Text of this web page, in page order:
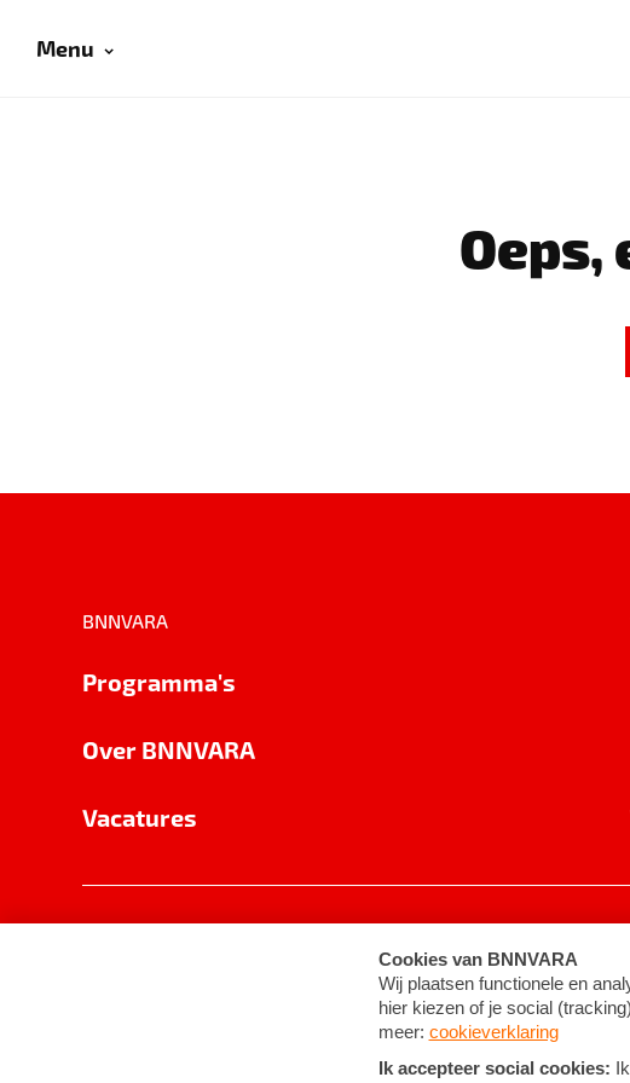
Menu
Oeps,
BNNVARA
Programma's
Over BNNVARA
Vacatures
Cookie-instellingen Algemene